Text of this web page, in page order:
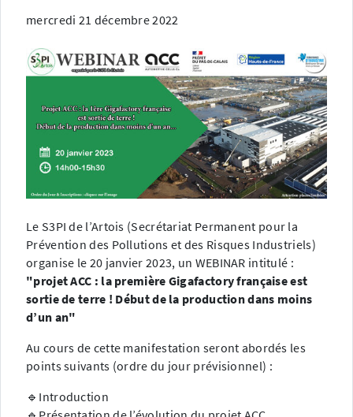
mercredi 21 décembre 2022
Le S3PI de l’Artois (Secrétariat Permanent pour la
Prévention des Pollutions et des Risques Industriels)
organise le 20 janvier 2023, un WEBINAR intitulé :
"projet ACC : la première Gigafactory française est
sortie de terre ! Début de la production dans moins
d’un an"
A u cours de cette manifestation seront abordés les
points suivants (ordre du jour prévisionnel) :
🔹Introduction